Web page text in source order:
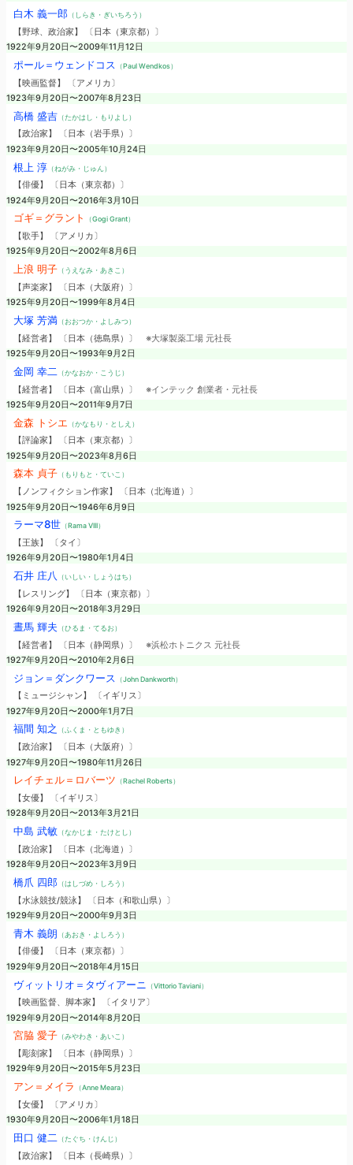
白木 義一郎（しらき・ぎいちろう）
【野球、政治家】 〔日本（東京都）〕
1922年9月20日〜2009年11月12日
ポール＝ウェンドコス （Paul Wendkos）
【映画監督】 〔アメリカ〕
1923年9月20日〜2007年8月23日
高橋 盛吉（たかはし・もりよし）
【政治家】 〔日本（岩手県）〕
1923年9月20日〜2005年10月24日
根上 淳（ねがみ・じゅん）
【俳優】 〔日本（東京都）〕
1924年9月20日〜2016年3月10日
ゴギ＝グラント （Gogi Grant）
【歌手】 〔アメリカ〕
1925年9月20日〜2002年8月6日
上浪 明子（うえなみ・あきこ）
【声楽家】 〔日本（大阪府）〕
1925年9月20日〜1999年8月4日
大塚 芳満（おおつか・よしみつ）
【経営者】 〔日本（徳島県）〕 ※大塚製薬工場 元社長
1925年9月20日〜1993年9月2日
金岡 幸二 （かなおか・こうじ）
【経営者】 〔日本（富山県）〕 ※インテック 創業者・元社長
1925年9月20日〜2011年9月7日
金森 トシエ （かなもり・としえ）
【評論家】 〔日本（東京都）〕
1925年9月20日〜2023年8月6日
森本 貞子（もりもと・ていこ）
【ノンフィクション作家】 〔日本（北海道）〕
1925年9月20日〜1946年6月9日
ラーマ8世（Rama VIII）
【王族】 〔タイ〕
1926年9月20日〜1980年1月4日
石井 庄八 （いしい・しょうはち）
【レスリング】 〔日本（東京都）〕
1926年9月20日〜2018年3月29日
晝馬 輝夫 （ひるま・てるお）
【経営者】 〔日本（静岡県）〕 ※浜松ホトニクス 元社長
1927年9月20日〜2010年2月6日
ジョン＝ダンクワース （John Dankworth）
【ミュージシャン】 〔イギリス〕
1927年9月20日〜2000年1月7日
福間 知之 （ふくま・ともゆき）
【政治家】 〔日本（大阪府）〕
1927年9月20日〜1980年11月26日
レイチェル＝ロバーツ （Rachel Roberts）
【女優】 〔イギリス〕
1928年9月20日〜2013年3月21日
中島 武敏（なかじま・たけとし）
【政治家】 〔日本（北海道）〕
1928年9月20日〜2023年3月9日
橋爪 四郎（はしづめ・しろう）
【水泳競技/競泳】 〔日本（和歌山県）〕
1929年9月20日〜2000年9月3日
青木 義朗 （あおき・よしろう）
【俳優】 〔日本（東京都）〕
1929年9月20日〜2018年4月15日
ヴィットリオ＝タヴィアーニ （Vittorio Taviani）
【映画監督、脚本家】 〔イタリア〕
1929年9月20日〜2014年8月20日
宮脇 愛子（みやわき・あいこ）
【彫刻家】 〔日本（静岡県）〕
1929年9月20日〜2015年5月23日
アン＝メイラ （Anne Meara）
【女優】 〔アメリカ〕
1930年9月20日〜2006年1月18日
田口 健二 （たぐち・けんじ）
【政治家】 〔日本（長崎県）〕